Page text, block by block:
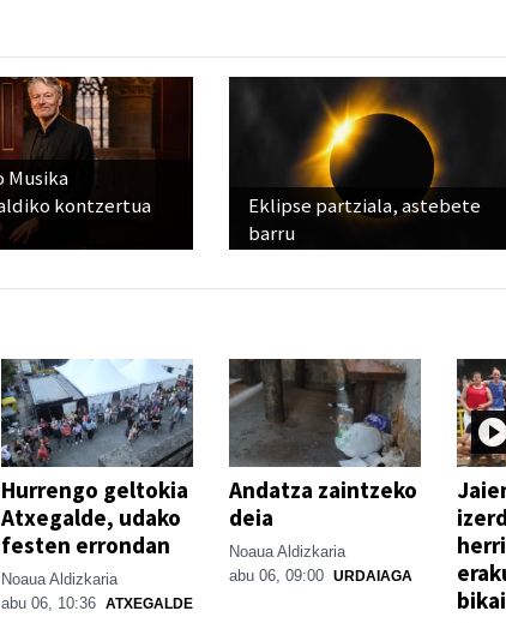
Musika
kontzertua
Eklipse partziala, astebete
barru
Hurrengo geltokia
Atxegalde, udako
festen errondan
Noaua Aldizkaria
abu 06, 10:36 ATXEGALDE
Andatza zaintzeko
deia
Noaua Aldizkaria
abu 06, 09:00 URDAIAGA